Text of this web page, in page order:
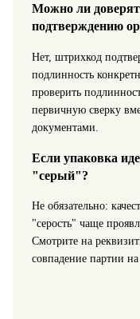
Можно ли
подтверждению
Нет, штрихкод
подлинность
проверить
первичную сверку
документами.
Если упаковка
"серый"?
Не обязательно:
"серость" чаще
Смотрите на
совпадение партии